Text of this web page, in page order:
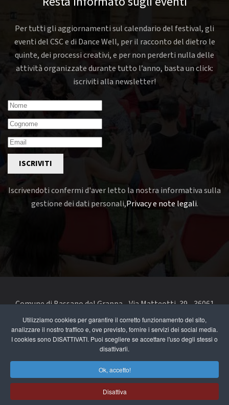
Utilizziamo cookies per garantire il corretto funzionamento del sito,
analizzare il nostro traffico e, ove previsto, fornire i servizi dei social media.
I cookies sono DISATTIVATI. Puoi scegliere se accettare l'uso degli stessi o
disattivarli.
Ok, accetto!
Disattiva
Per tutti gli aggiornamenti sul calendario del festival, gli
eventi del CSC e di Dance Well, per il racconto del dietro le
quinte, dei processi creativi, e per non perderti nulla delle
attività organizzate durante tutto l’anno, basta un click:
iscriviti alla newsletter!
ISCRIVITI
Iscrivendoti confermi d'aver letto la nostra informativa sulla
gestione dei dati personali,Privacy e note legali.
Comune di Bassano del Grappa - Via Matteotti, 39 - 36061
Bassano del Grappa VI - Telefono 0424 519111 - codice fiscale
e partita IVA 00168480242
segnala un problema di accessibilità
accessibilità
Privacy e note legali